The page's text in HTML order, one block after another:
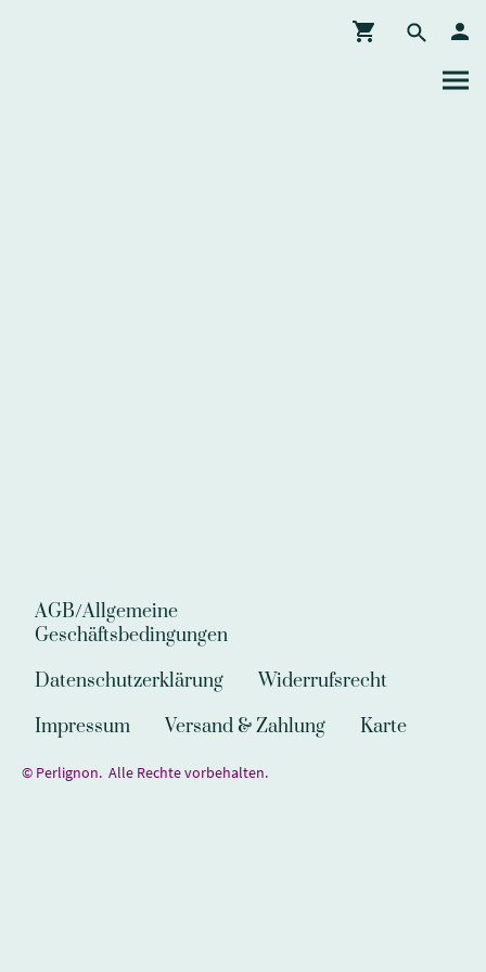
AGB/Allgemeine
Geschäftsbedingungen
Datenschutzerklärung
Widerrufsrecht
Impressum
Versand & Zahlung Karte
© Perlignon. Alle Rechte vorbehalten.